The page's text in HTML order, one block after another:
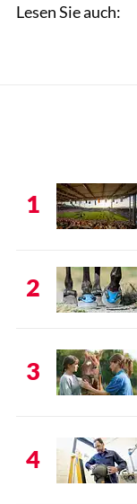
Lesen Sie auch:
1
2
3
4